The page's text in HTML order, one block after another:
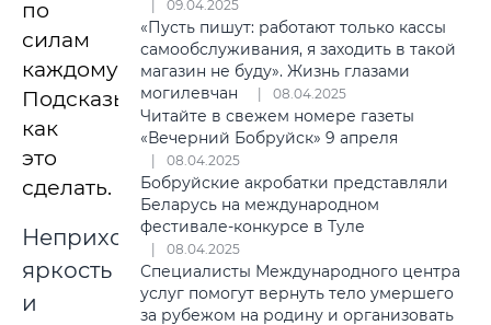
по
силам
каждому.
Подсказываем,
как
это
сделать.
Неприхотливость,
яркость
и
09.04.2025
«Пусть пишут: работают только кассы
самообслуживания, я заходить в такой
магазин не буду». Жизнь глазами
могилевчан
08.04.2025
Читайте в свежем номере газеты
«Вечерний Бобруйск» 9 апреля
08.04.2025
Бобруйские акробатки представляли
Беларусь на международном
фестивале-конкурсе в Туле
08.04.2025
Специалисты Международного центра
услуг помогут вернуть тело умершего
за рубежом на родину и организовать